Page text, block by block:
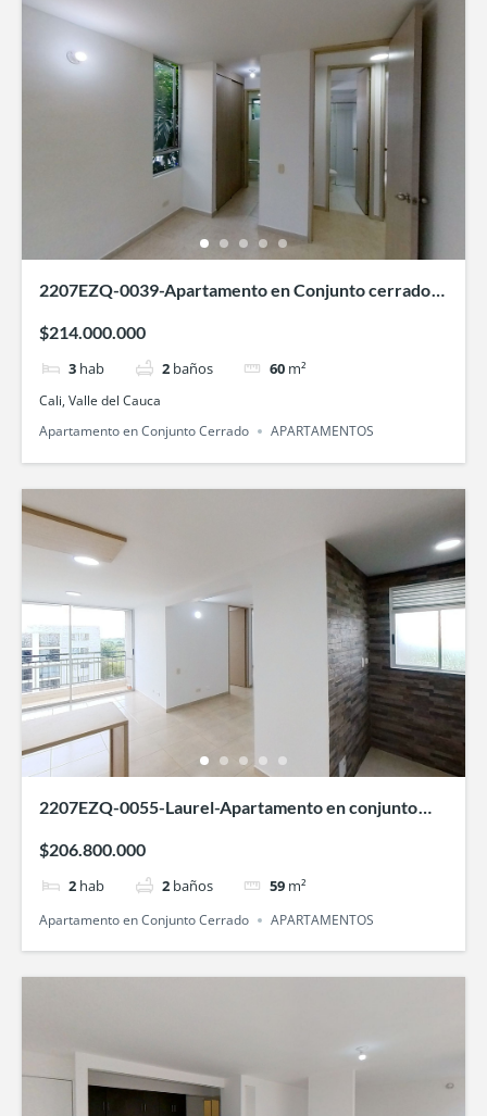
2207EZQ-0039-Apartamento en Conjunto cerrado
$214.000.000
3 hab 2 baños 60 m²
Cali, Valle del Cauca
Apartamento en Conjunto Cerrado
APARTAMENTOS
2207EZQ-0055-Laurel-Apartamento en conjunto
$206.800.000
2 hab 2 baños 59 m²
Apartamento en Conjunto Cerrado APARTAMENTOS